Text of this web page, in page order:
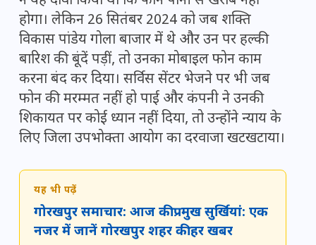
होगा। लेकिन 26 सितंबर 2024 को जब शक्ति
विकास पांडेय गोला बाजार में थे और उन पर हल्की
बारिश की बूंदें पड़ीं, तो उनका मोबाइल फोन काम
करना बंद कर दिया। सर्विस सेंटर भेजने पर भी जब
फोन की मरम्मत नहीं हो पाई और कंपनी ने उनकी
शिकायत पर कोई ध्यान नहीं दिया, तो उन्होंने न्याय के
लिए जिला उपभोक्ता आयोग का दरवाजा खटखटाया।
यह भी पढ़ें
गोरखपुर समाचार: आज की प्रमुख सुर्खियां: एक
नजर में जानें गोरखपुर शहर की हर खबर